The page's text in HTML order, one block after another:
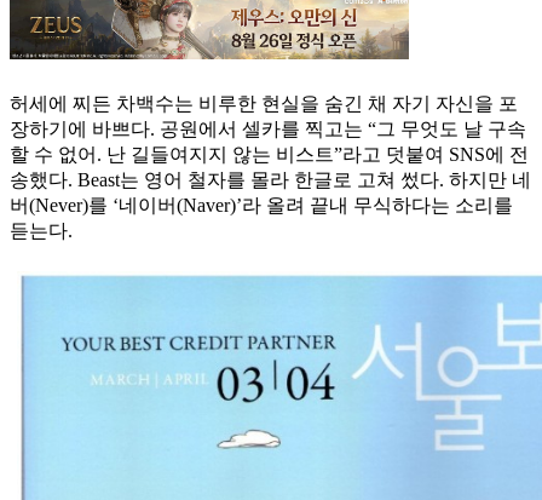
허세에 찌든 차백수는 비루한 현실을 숨긴 채 자기 자신을 포
장하기에 바쁘다. 공원에서 셀카를 찍고는 “그 무엇도 날 구속
할 수 없어. 난 길들여지지 않는 비스트”라고 덧붙여 SNS에 전
송했다. Beast는 영어 철자를 몰라 한글로 고쳐 썼다. 하지만 네
버(Never)를 ‘네이버(Naver)’라 올려 끝내 무식하다는 소리를
듣는다.